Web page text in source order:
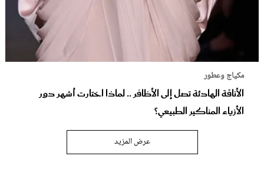
مكياج وعطور
الأناقة الهادئة تصل إلى الأظافر .. لماذا اختارت أشهر دور
الأزياء المناكير الطبيعي؟
عرض المزيد